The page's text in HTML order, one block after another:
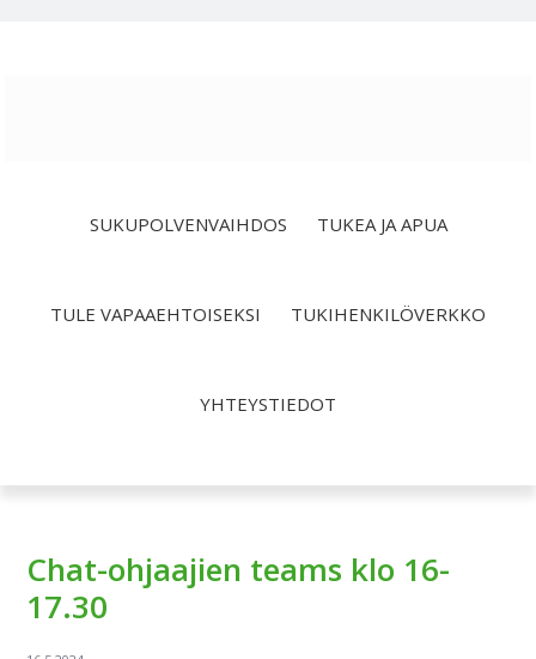
SUKUPOLVENVAIHDOS TUKEA JA APUA
TULE VAPAAEHTOISEKSI TUKIHENKILÖVERKKO
YHTEYSTIEDOT
Chat-ohjaajien teams klo 16-
17.30